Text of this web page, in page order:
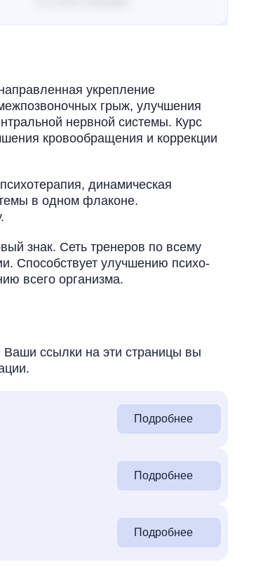
укрепление
грыж, улучшения
нервной системы. Курс
кровообращения и коррекции
динамическая
в одном флаконе.
знак. Сеть тренеров по всему
Способствует улучшению психо-
всего организма.
ссылки на эти страницы вы
Подробнее
Подробнее
Подробнее